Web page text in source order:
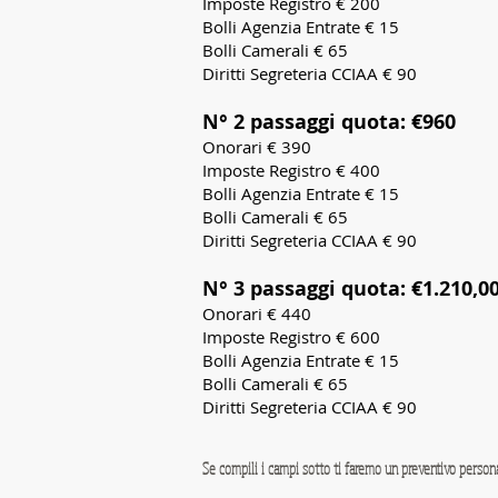
Bolli Agenzia Entrate € 15
Bolli Camerali € 65
Diritti Segreteria CCIAA € 90
N° 2 passaggi quota: €960
Onorari € 390
Imposte Registro € 400
Bolli Agenzia Entrate € 15
Bolli Camerali € 65
Diritti Segreteria CCIAA € 90
N° 3 passaggi quota:
Onorari € 440
Imposte Registro € 600
Bolli Agenzia Entrate € 15
Bolli Camerali € 65
Diritti Segreteria CCIAA € 90
Se compili i campi sotto ti faremo un preventivo